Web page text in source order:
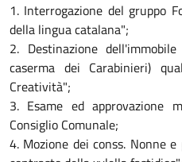
1. Interrogazione del gruppo
della lingua catalana";
2. Destinazione
caserma dei Carabinieri)
Creatività";
3. Esame ed approvazione
Consiglio Comunale;
4. Mozione dei conss. Nonne